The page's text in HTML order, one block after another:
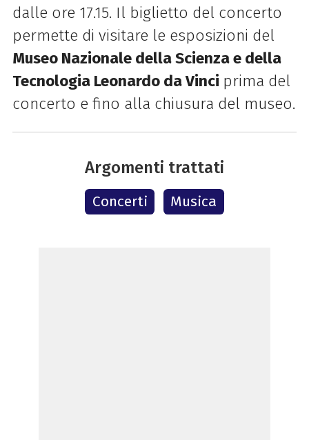
dalle ore 17.15. Il biglietto del concerto
permette di visitare le esposizioni del
Museo Nazionale della Scienza e della
Tecnologia Leonardo da Vinci prima del
concerto e fino alla chiusura del museo.
Argomenti trattati
Concerti Musica